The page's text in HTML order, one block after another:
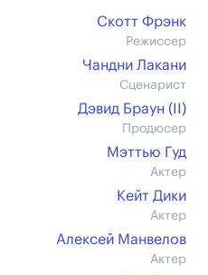
Скотт Фрэнк
Режиссер
Чандни Лакани
Сценарист
Дэвид Браун (II)
Продюсер
Мэттью Гуд
Актер
Кейт Дики
Актер
Алексей Манвелов
Актер